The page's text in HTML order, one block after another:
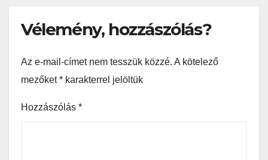
Vélemény, hozzászólás?
Az e-mail-címet nem tesszük közzé. A kötelező
mezőket* karakterrel jelöltük
Hozzászólás *